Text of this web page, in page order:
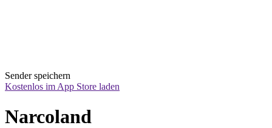
Sender speichern
Kostenlos im App Store laden
Narcoland